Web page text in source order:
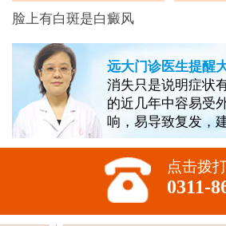
脸上有白斑是白癜风
远大门诊医生提醒
消失只是说明症状
的近几年中容易受
响，易导致复发，
点击拨
0311-